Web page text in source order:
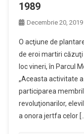
1989
Decembrie 20, 2019
O acţiune de
de eroi martiri căzuţi
loc vineri, în Parcul
„Aceasta activitate
participarea
revoluţionarilor,
a onora jertfa celor […]